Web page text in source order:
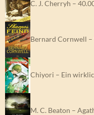
C. J. Cherryh –
Bernard Cornwell –
Chiyori – Ein
M. C. Beaton –